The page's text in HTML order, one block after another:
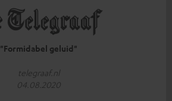
"Formidabel geluid"
telegraaf.nl
04.08.2020